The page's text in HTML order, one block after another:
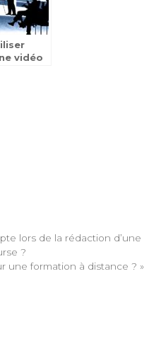
vidéo
lors de la rédaction d’une
?
une formation à distance ? »